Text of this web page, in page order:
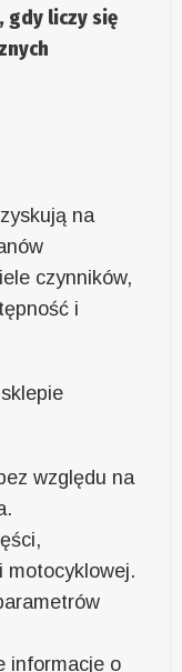
gdy liczy się
na
czynników,
i
względu na
motocyklowej.
informacje o